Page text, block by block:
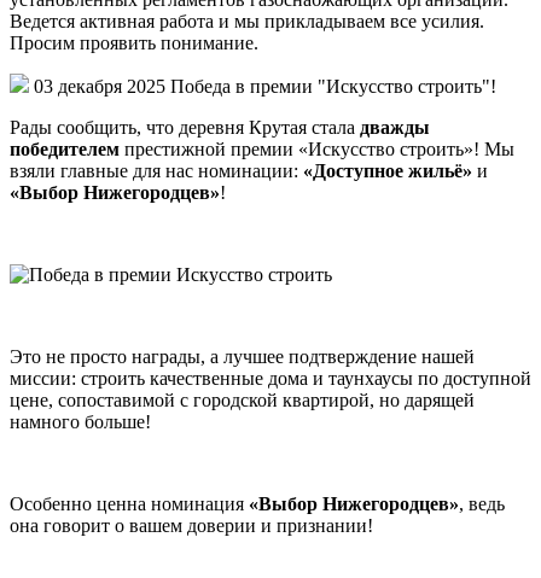
Ведется активная работа и мы прикладываем все усилия.
Просим проявить понимание.
03 декабря 2025 Победа в премии "Искусство строить"!
Рады сообщить, что деревня Крутая стала дважды
победителем престижной премии «Искусство строить»! Мы
взяли главные для нас номинации: «Доступное жильё» и
«Выбор Нижегородцев»!
Это не просто награды, а лучшее подтверждение нашей
миссии: строить качественные дома и таунхаусы по доступной
цене, сопоставимой с городской квартирой, но дарящей
намного больше!
Особенно ценна номинация «Выбор Нижегородцев», ведь
она говорит о вашем доверии и признании!